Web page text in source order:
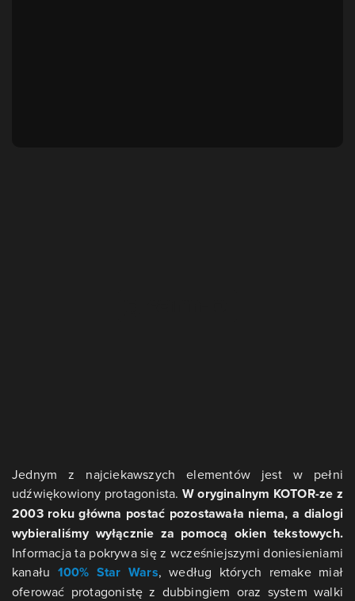
Jednym z najciekawszych elementów jest w pełni
udźwiękowiony protagonista. W oryginalnym KOTOR-ze z
2003 roku główna postać pozostawała niema, a dialogi
wybieraliśmy wyłącznie za pomocą okien tekstowych.
Informacja ta pokrywa się z wcześniejszymi doniesieniami
kanału 100% Star Wars, według których remake miał
oferować protagonistę z dubbingiem oraz system walki